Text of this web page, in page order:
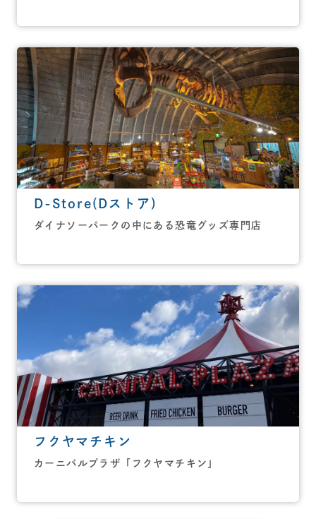
D-Store(Dストア)
ダイナソーパークの中にある恐竜グッズ専門店
フクヤマチキン
カーニバルプラザ「フクヤマチキン」